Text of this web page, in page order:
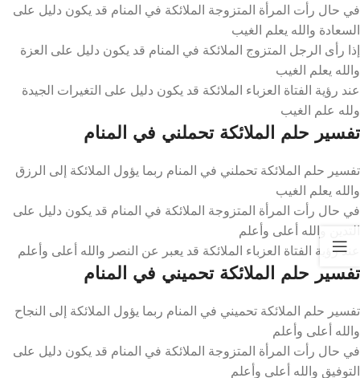
في حال رأت المرأة المتزوجة الملائكة في المنام قد يكون دليل على
السعادة والله يعلم الغيب
إذا رأى الرجل المتزوج الملائكة في المنام قد يكون دليل على العزة
والله يعلم الغيب
عند رؤية الفتاة العزباء الملائكة قد يكون دليل على التغيرات الجيدة
ولله علم الغيب
تفسير حلم الملائكة تحملني في المنام
تفسير حلم الملائكة تحملني في المنام ربما يؤول الملائكة إلى الرزق
والله يعلم الغيب
في حال رأت المرأة المتزوجة الملائكة في المنام قد يكون دليل على
التدين والله أعلى وأعلم
عند رؤية الفتاة العزباء الملائكة قد يعبر عن النصر والله أعلى وأعلم
تفسير حلم الملائكة تحميني في المنام
تفسير حلم الملائكة تحميني في المنام ربما يؤول الملائكة إلى النجاح
والله أعلى وأعلم
في حال رأت المرأة المتزوجة الملائكة في المنام قد يكون دليل على
التوفيق والله أعلى وأعلم